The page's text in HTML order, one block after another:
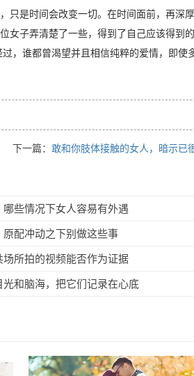
只是时间会改变一切。在时间面前，再深
女子弄清楚了一些，得到了自己应该得到
，谁都曾渴望并且相信纯粹的爱情，即使
下一篇： 敢和你肢体接触的女人，暗示已
些情况下女人容易有外遇
原配冲动之下别做这些事
所拍的视频能否作为证据
和脑海，把它们记录在心底